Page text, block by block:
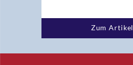
Zum Artikel